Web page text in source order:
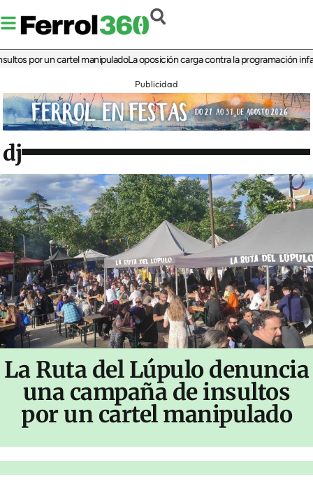
un cartel manipuladoLa oposición carga contra la programación infantil de
Publicidad
dj
La Ruta del Lúpulo denuncia
una campaña de insultos
por un cartel manipulado